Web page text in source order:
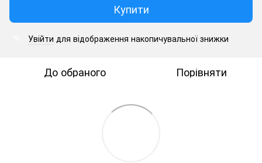
Купити
Увійти для відображення накопичувальної знижки
До обраного Порівняти